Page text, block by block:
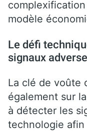
modèle
Le défi
signaux
La clé de voûte
également sur
à détecter les
technologie afin